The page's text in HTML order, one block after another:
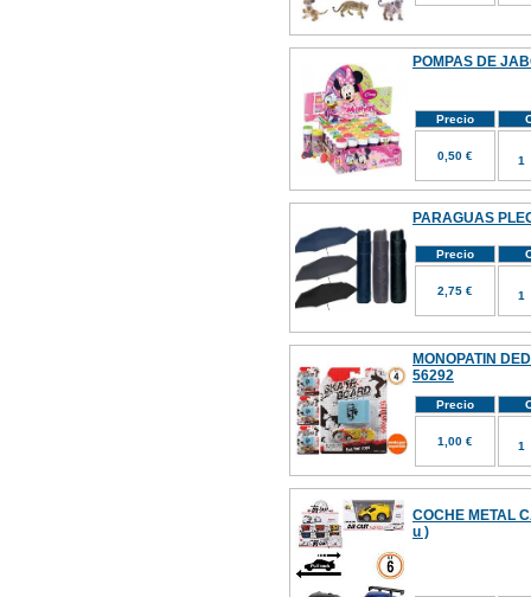
POMPAS DE
Precio
0,50 €
PARAGUAS
Precio
2,75 €
MONOPATIN
56292
Precio
1,00 €
COCHE METAL
u )